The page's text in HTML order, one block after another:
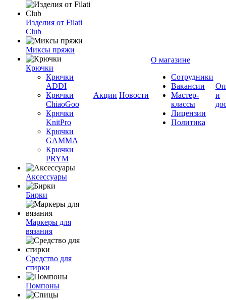
Изделия от Filati
Club
Миксы пряжи
Крючки
Крючки
ADDI
Крючки
ChiaoGoo
Крючки
KnitPro
Крючки
GAMMA
Крючки
PRYM
Аксессуары
Бирки
Маркеры для
вязания
Средство для
стирки
Помпоны
Акции Новости
О магазине
Сотрудники
Вакансии
Мастер-
классы
Лицензии
Политика
и